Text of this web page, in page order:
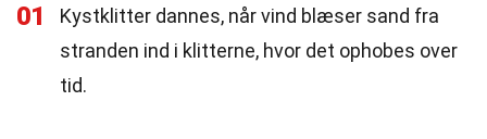
01
Kystklitter dannes, når vind blæser sand fra
stranden ind i klitterne, hvor det ophobes over
tid.